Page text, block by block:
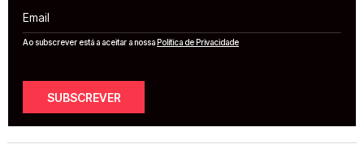
Email
Ao subscrever está a aceitar a nossaPolítica de Privacidade
SUBSCREVER